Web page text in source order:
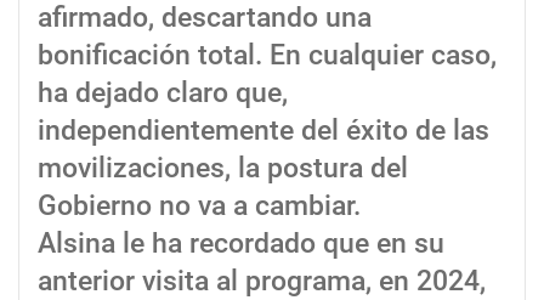
afirmado, descartando una
bonificación total. En cualquier caso,
ha dejado claro que,
independientemente del éxito de las
movilizaciones, la postura del
Gobierno no va a cambiar.
Alsina le ha recordado que en su
anterior visita al programa, en 2024,